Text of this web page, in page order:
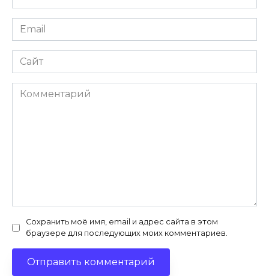
*
Email
*
Сайт
Комментарий
Сохранить моё имя, email и адрес сайта в этом
браузере для последующих моих комментариев.